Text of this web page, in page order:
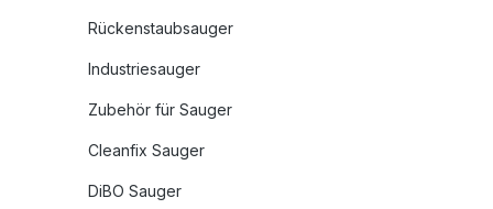
Rückenstaubsauger
Industriesauger
Zubehör für Sauger
Cleanfix Sauger
DiBO Sauger